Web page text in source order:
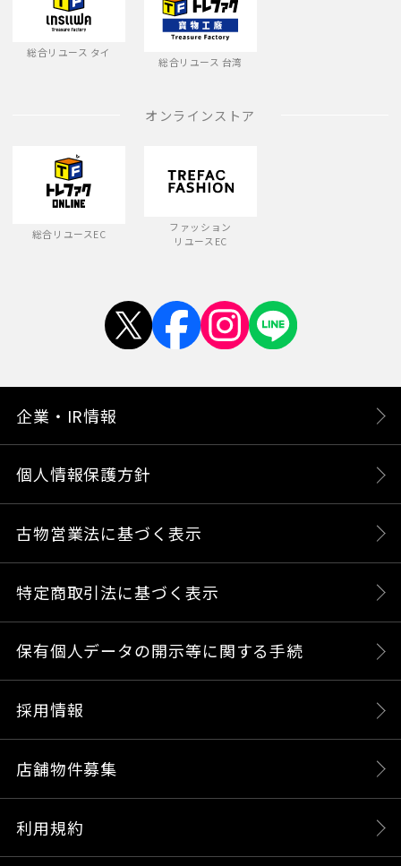
総合リユース タイ
総合リユース 台湾
オンラインストア
総合リユースEC
ファッション
リユースEC
企業・IR情報
個人情報保護方針
古物営業法に基づく表示
特定商取引法に基づく表示
保有個人データの開示等に関する手続
採用情報
店舗物件募集
利用規約